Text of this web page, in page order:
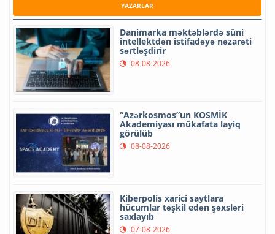
YAZARLAR
Danimarka məktəblərdə süni
intellektdən istifadəyə nəzarəti
sərtləşdirir
08-08-2026
“Azərkosmos”un KOSMİK
Akademiyası mükafata layiq
görülüb
08-08-2026
Kiberpolis xarici saytlara
hücumlar təşkil edən şəxsləri
saxlayıb
07-08-2026